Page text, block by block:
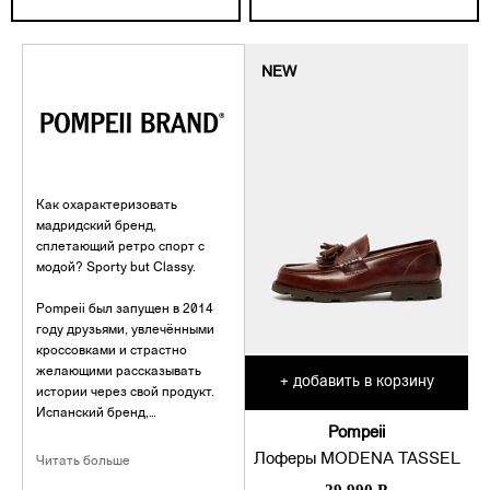
Как охарактеризовать
мадридский бренд,
сплетающий ретро спорт с
модой? Sporty but Classy.
Pompeii был запущен в 2014
году друзьями, увлечёнными
кроссовками и страстно
желающими рассказывать
истории через свой продукт.
Испанский бренд,
формальным и
Читать больше
NEW
+ добавить в корзину
Pompeii
Лоферы MODENA TASSEL